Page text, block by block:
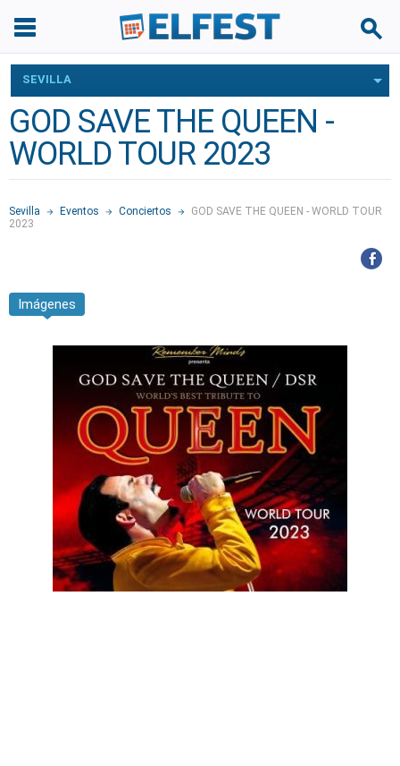
SEVILLA
GOD SAVE THE QUEEN -
WORLD TOUR 2023
Sevilla Eventos Conciertos
GOD SAVE THE QUEEN - WORLD TOUR
2023
Imágenes